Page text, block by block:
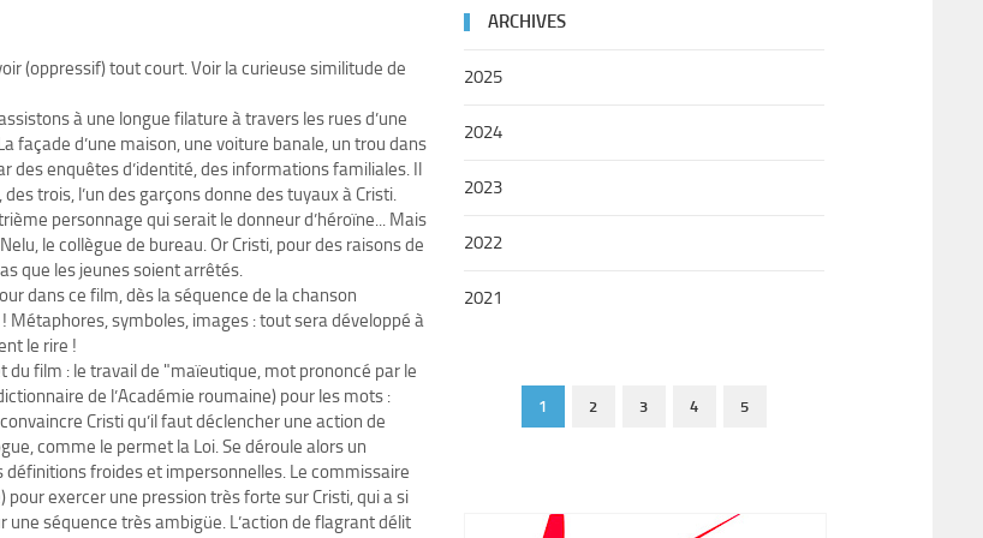
(oppressif) tout court. Voir la curieuse similitude de
à une longue filature à travers les rues d’une
façade d’une maison, une voiture banale, un trou dans
des enquêtes d’identité, des informations familiales. Il
trois, l’un des garçons donne des tuyaux à Cristi.
personnage qui serait le donneur d’héroïne... Mais
le collègue de bureau. Or Cristi, pour des raisons de
que les jeunes soient arrêtés.
dans ce film, dès la séquence de la chanson
Métaphores, symboles, images : tout sera développé à
le rire !
film : le travail de "maïeutique, mot prononcé par le
de l’Académie roumaine) pour les mots :
Cristi qu’il faut déclencher une action de
comme le permet la Loi. Se déroule alors un
froides et impersonnelles. Le commissaire
exercer une pression très forte sur Cristi, qui a si
séquence très ambigüe. L’action de flagrant délit
ARCHIVES
2025
2024
2023
2022
2021
1 2 3 4 5